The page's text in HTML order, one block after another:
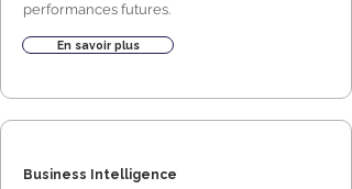
performances futures.
En savoir plus
Business Intelligence